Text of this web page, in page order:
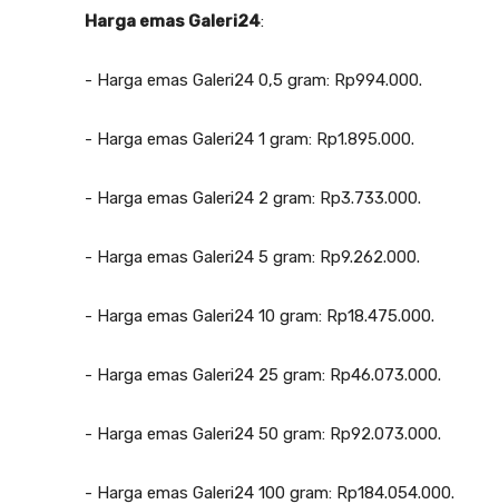
‎Harga emas Galeri24:
‎- Harga emas Galeri24 0,5 gram: Rp994.000.
‎- Harga emas Galeri24 1 gram: Rp1.895.000.
‎- Harga emas Galeri24 2 gram: Rp3.733.000.
‎- Harga emas Galeri24 5 gram: Rp9.262.000.
‎- Harga emas Galeri24 10 gram: Rp18.475.000.
‎- Harga emas Galeri24 25 gram: Rp46.073.000.
‎- Harga emas Galeri24 50 gram: Rp92.073.000.
‎- Harga emas Galeri24 100 gram: Rp184.054.000.